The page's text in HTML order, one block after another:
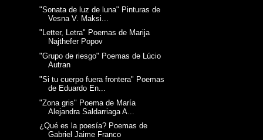
"Sonata de luz de luna" Pinturas de
Vesna V. Maksi...
"Letter, Letra" Poemas de Marija
Najthefer Popov
"Grupo de riesgo" Poemas de Lúcio
Autran
"Si tu cuerpo fuera frontera" Poemas
de Eduardo En...
"Zona gris" Poema de María
Alejandra Saldarriaga A...
¿Qué es la poesía? Poemas de
Gabriel Jaime Franco